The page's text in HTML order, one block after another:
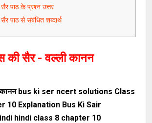
पाठ के प्रश्न उत्तर
पाठ से संबंधित शब्दार्थ
की सैर - वल्ली कानन
कानन bus ki ser ncert solutions Class
10 Explanation Bus Ki Sair
hindi class 8 chapter 10